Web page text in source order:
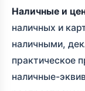
Наличные и
наличных и
наличными,
практическое
наличные-